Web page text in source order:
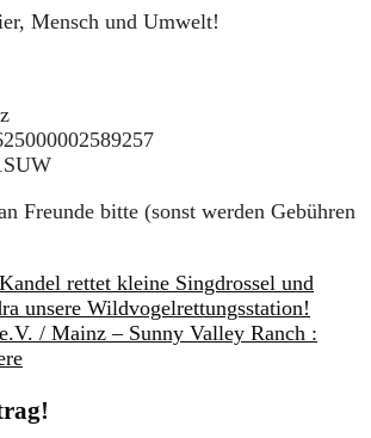
Mensch und Umwelt!
Freunde bitte (sonst werden Gebühren
rettet kleine Singdrossel und
unsere Wildvogelrettungsstation!
/ Mainz – Sunny Valley Ranch :